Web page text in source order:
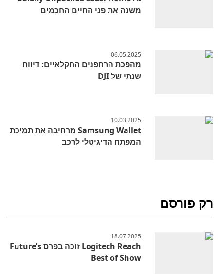
משנה את פני החיים החכמים
06.05.2025
מהפכת הרחפנים החקלאיים: דיווח
שנתי של DJI
10.03.2025
Samsung Wallet מרחיבה את תמיכת
המפתח הדיגיטלי לרכב
רק פורסם
18.07.2025
Logitech Reach זוכה בפרס Future’s
Best of Show